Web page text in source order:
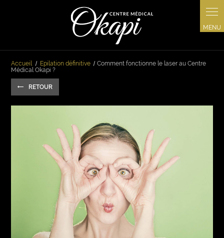
Accueil Epilation définitive
Comment fonctionne le laser au Centre
Médical Okapi ?
RETOUR